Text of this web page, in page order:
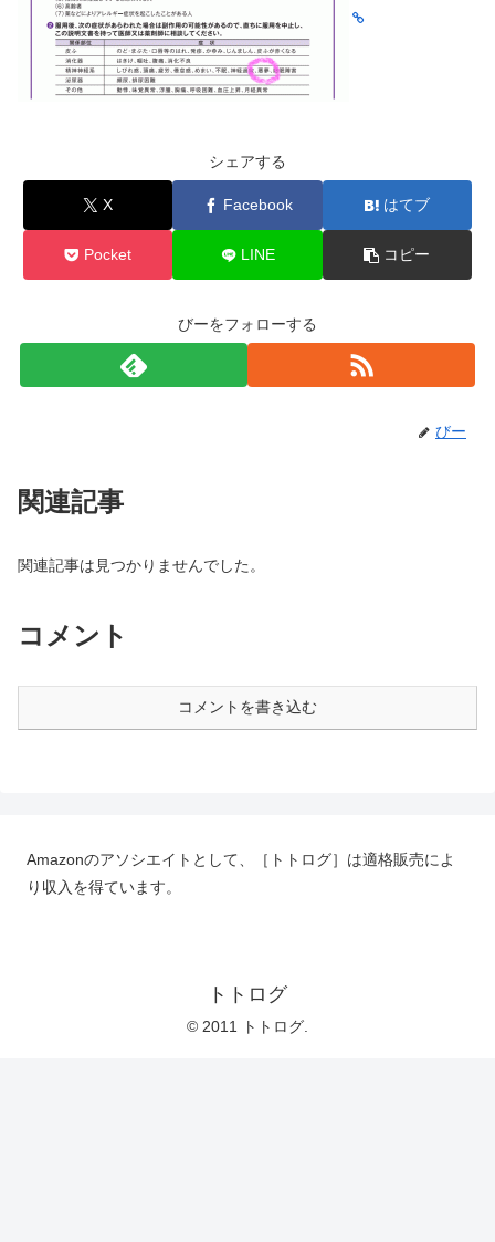
シェアする
X Facebook はてブ
Pocket LINE コピー
びーをフォローする
びー
関連記事
関連記事は見つかりませんでした。
コメント
コメントを書き込む
Amazonのアソシエイトとして、［トトログ］は適格販売によ
り収入を得ています。
トトログ
© 2011 トトログ.